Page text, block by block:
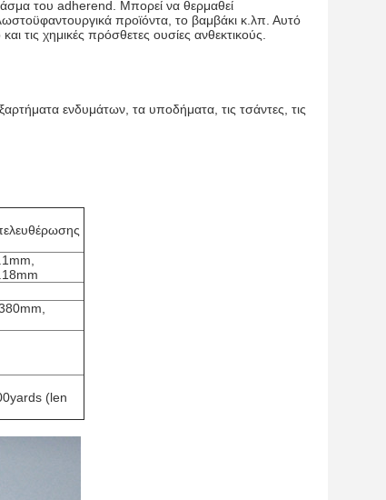
του adherend. Μπορεί να θερμαθεί
προϊόντα, το βαμβάκι κ.λπ. Αυτό
τις χημικές πρόσθετες ουσίες ανθεκτικούς.
ενδυμάτων, τα υποδήματα, τις τσάντες, τις
(len